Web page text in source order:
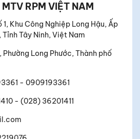
RPM VIỆT NAM
Khu Công Nghiệp Long Hậu, Ấp
Tây Ninh, Việt Nam
Long Phước, Thành phố
- 0909193361
- (028) 36201411